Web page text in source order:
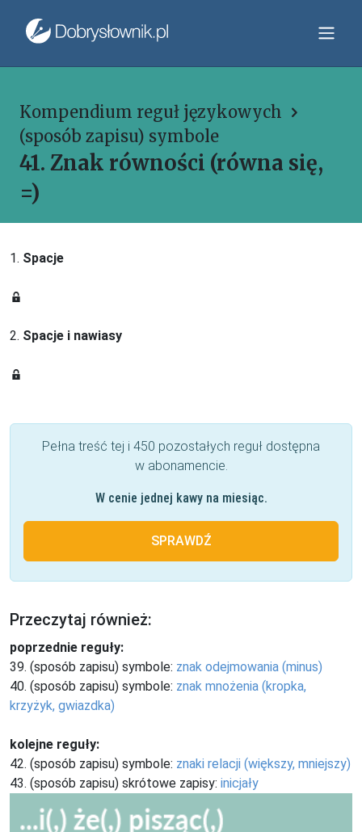
Kompendium reguł językowych
(sposób zapisu) symbole
41. Znak równości (równa się,
=)
1. Spacje
2. Spacje i nawiasy
Pełna treść tej i 450 pozostałych reguł dostępna
w abonamencie.
W cenie jednej kawy na miesiąc.
SPRAWDŹ
Przeczytaj również:
poprzednie reguły:
39. (sposób zapisu) symbole: znak odejmowania (minus)
40. (sposób zapisu) symbole: znak mnożenia (kropka,
krzyżyk, gwiazdka)
kolejne reguły:
42. (sposób zapisu) symbole: znaki relacji (większy, mniejszy)
43. (sposób zapisu) skrótowe zapisy: inicjały